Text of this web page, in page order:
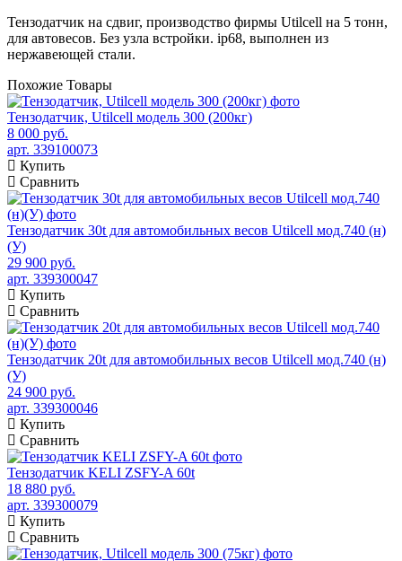
Тензодатчик на сдвиг, производство фирмы Utilcell на 5 тонн,
для автовесов. Без узла встройки. ip68, выполнен из
нержавеющей стали.
Похожие Товары
Тензодатчик, Utilcell модель 300 (200кг)
8 000 руб.
арт. 339100073
Купить
Сравнить
Тензодатчик 30t для автомобильных весов Utilcell мод.740 (н)
(У)
29 900 руб.
арт. 339300047
Купить
Сравнить
Тензодатчик 20t для автомобильных весов Utilcell мод.740 (н)
(У)
24 900 руб.
арт. 339300046
Купить
Сравнить
Тензодатчик KELI ZSFY-A 60t
18 880 руб.
арт. 339300079
Купить
Сравнить